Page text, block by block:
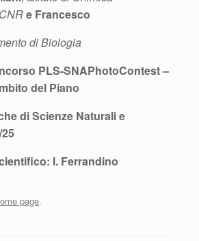
CNRe Francesco
di Biologia
PLS-SNAPhotoContest –
del Piano
di Scienze Naturali e
I. Ferrandino
page.